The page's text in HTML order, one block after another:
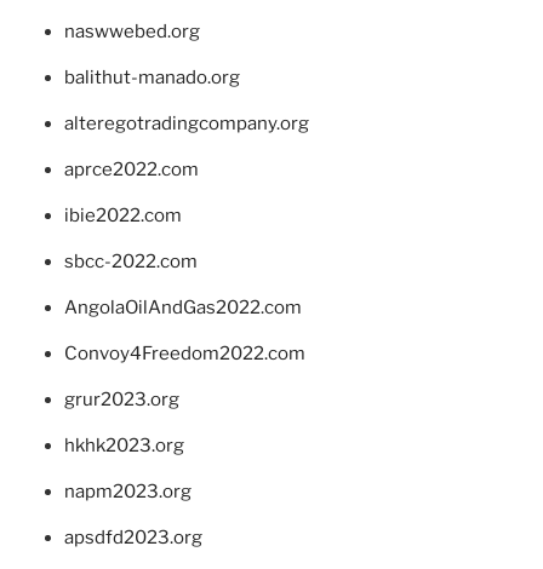
naswwebed.org
balithut-manado.org
alteregotradingcompany.org
aprce2022.com
ibie2022.com
sbcc-2022.com
AngolaOilAndGas2022.com
Convoy4Freedom2022.com
grur2023.org
hkhk2023.org
napm2023.org
apsdfd2023.org